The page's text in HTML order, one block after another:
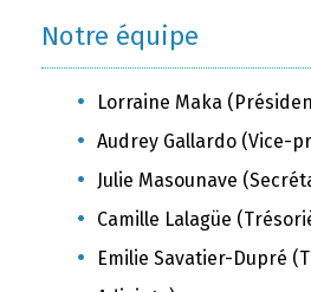
Notre équipe
Lorraine Maka
Audrey Gallardo (Vice-
Julie Masounave
Camille Lalagüe
Emilie Savatier-Dupré